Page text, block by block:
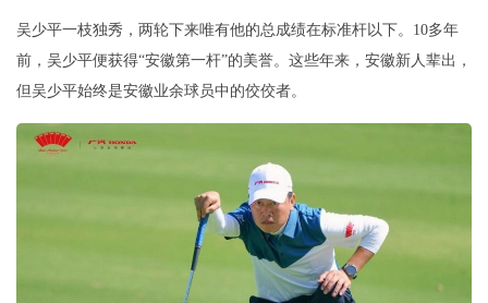
吴少平一枝独秀，两轮下来唯有他的总成绩在标准杆以下。10多年
前，吴少平便获得“安徽第一杆”的美誉。这些年来，安徽新人辈出，
但吴少平始终是安徽业余球员中的佼佼者。